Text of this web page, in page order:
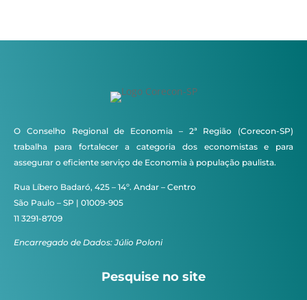
O Conselho Regional de Economia – 2ª Região (Corecon-SP)
trabalha para fortalecer a categoria dos economistas e para
assegurar o eficiente serviço de Economia à população paulista.
Rua Líbero Badaró, 425 – 14º. Andar – Centro
São Paulo – SP | 01009-905
11 3291-8709
Encarregado de Dados: Júlio Poloni
Pesquise no site